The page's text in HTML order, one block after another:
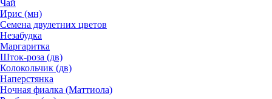
Чай
Ирис (мн)
Семена двулетних цветов
Незабудка
Маргаритка
Шток-роза (дв)
Колокольчик (дв)
Наперстянка
Ночная фиалка (Маттиола)